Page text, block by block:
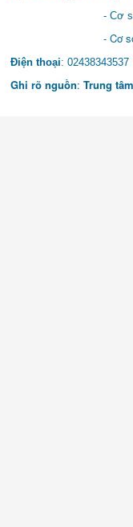
Khu Hành
Số 1 Ngõ 2
Điện thoại:
Ghi rõ nguồn: Trung